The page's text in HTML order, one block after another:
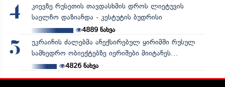
4
კიევზე რუსეთის თავდასხმის დროს ლიეტუვის
საელჩო დაზიანდა - კესტუტის ბუდრისი
4889ნახვა
5
უკრაინის ძალებმა ანექსირებულ ყირიმში რუსულ
სამხედრო ობიექტებზე იერიშები მიიტანეს...
4826ნახვა